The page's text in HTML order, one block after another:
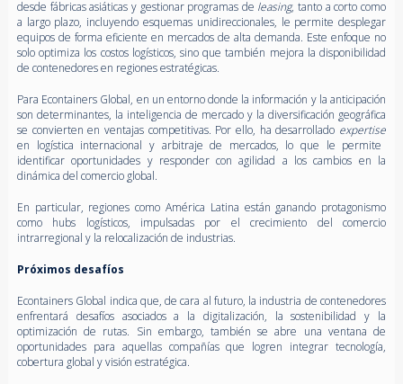
desde fábricas asiáticas y gestionar programas de leasing, tanto a corto como
a largo plazo, incluyendo esquemas unidireccionales, le permite desplegar
equipos de forma eficiente en mercados de alta demanda. Este enfoque no
solo optimiza los costos logísticos, sino que también mejora la disponibilidad
de contenedores en regiones estratégicas.
Para Econtainers Global, en un entorno donde la información y la anticipación
son determinantes, la inteligencia de mercado y la diversificación geográfica
se convierten en ventajas competitivas. Por ello, ha desarrollado expertise
en logística internacional y arbitraje de mercados, lo que le permite
identificar oportunidades y responder con agilidad a los cambios en la
dinámica del comercio global.
En particular, regiones como América Latina están ganando protagonismo
como hubs logísticos, impulsadas por el crecimiento del comercio
intrarregional y la relocalización de industrias.
Próximos desafíos
Econtainers Global indica que, de cara al futuro, la industria de contenedores
enfrentará desafíos asociados a la digitalización, la sostenibilidad y la
optimización de rutas. Sin embargo, también se abre una ventana de
oportunidades para aquellas compañías que logren integrar tecnología,
cobertura global y visión estratégica.